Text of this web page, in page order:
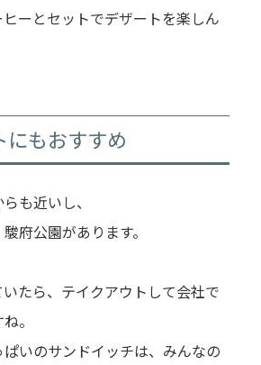
ーとセットでデザートを楽しん
にもおすすめ
も近いし、
府公園があります。
たら、テイクアウトして会社で
。
いのサンドイッチは、みんなの